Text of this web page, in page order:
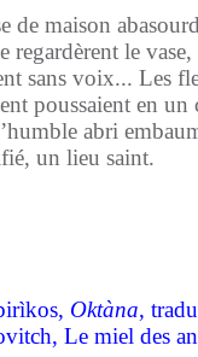
de maison
regardèrent le
sans voix... Les
poussaient en
abri
un lieu saint.
Oktàna,
Le miel des